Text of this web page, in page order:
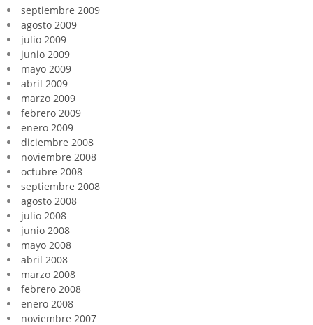
septiembre 2009
agosto 2009
julio 2009
junio 2009
mayo 2009
abril 2009
marzo 2009
febrero 2009
enero 2009
diciembre 2008
noviembre 2008
octubre 2008
septiembre 2008
agosto 2008
julio 2008
junio 2008
mayo 2008
abril 2008
marzo 2008
febrero 2008
enero 2008
noviembre 2007